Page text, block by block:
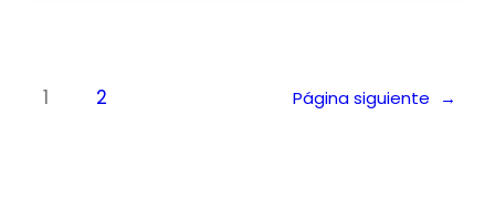
1 2 Página siguiente →